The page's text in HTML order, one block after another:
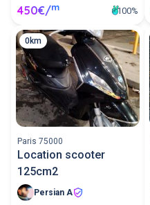
450€/m 100%
0km
Paris 75000
Location scooter
125cm2
Persian A